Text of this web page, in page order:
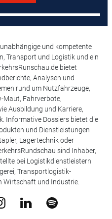
und kompetente
Transport und Logistik und ein
bietet
Analysen und
rund um Nutzfahrzeuge,
Maut, Fahrverbote,
Ausbildung und Karriere,
Informative Dossiers bietet die
und Dienstleistungen
Lagertechnik oder
sind Inhaber,
bei Logistikdienstleistern
Transportlogistik-
Wirtschaft und Industrie.